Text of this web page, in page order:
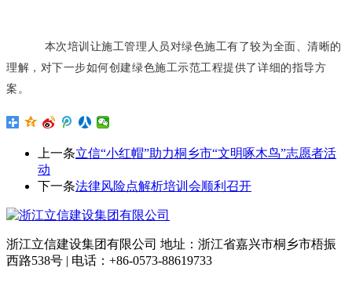
本次培训让施工管理人员对绿色施工有了较为全面、清晰的
理解，对下一步如何创建绿色施工示范工程提供了详细的指导方
案。
上一条立信“小红帽”助力桐乡市“文明啄木鸟”志愿者活
动
下一条法律风险点解析培训会顺利召开
浙江立信建设集团有限公司 地址：浙江省嘉兴市桐乡市梧振
西路538号 | 电话：+86-0573-88619733